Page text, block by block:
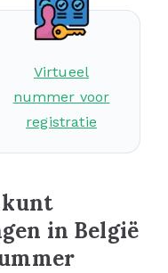
Virtueel
nummer voor
registratie
kunt
in België